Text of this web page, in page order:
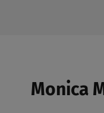
Monica